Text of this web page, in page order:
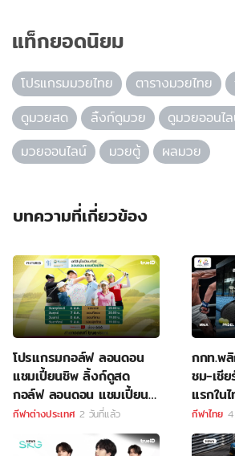
แท็กยอดนิยม
โปรแกรมมวยไทย ตารางมวยไทย
ดูมวยสด
ลิ้งก์ดูมวย ดูมวยออนไ
มวยออนไลน์
มวยตู้ ผลมวย
บทความที่เกี่ยวข้อง
โปรแกรมกอล์ฟ ลอนดอน
แชมเปี้ยนชิพ ลิ้งก์ดูสด
กอล์ฟ ลอนดอน แชมเปี้ยน
ชิพ
กีฬาต่างประเทศ 2 วันที่แล้ว
กกท.พ
ชม-เชีย
แรกใน
กีฬาไทย